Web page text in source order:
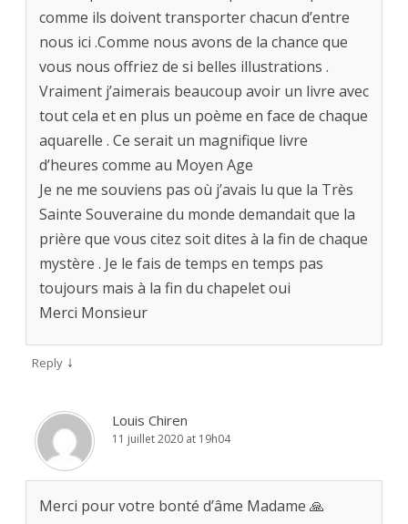
comme ils doivent transporter chacun d’entre
nous ici .Comme nous avons de la chance que
vous nous offriez de si belles illustrations .
Vraiment j’aimerais beaucoup avoir un livre avec
tout cela et en plus un poème en face de chaque
aquarelle . Ce serait un magnifique livre
d’heures comme au Moyen Age
Je ne me souviens pas où j’avais lu que la Très
Sainte Souveraine du monde demandait que la
prière que vous citez soit dites à la fin de chaque
mystère . Je le fais de temps en temps pas
toujours mais à la fin du chapelet oui
Merci Monsieur
Reply ↓
Louis Chiren
11 juillet 2020 at 19h04
Merci pour votre bonté d’âme Madame 🙏